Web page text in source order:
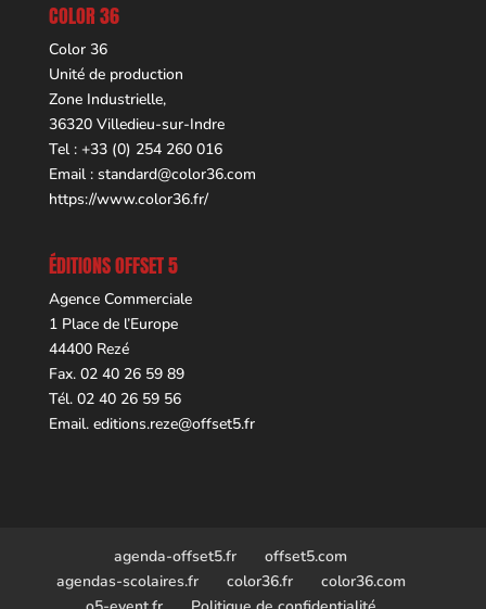
COLOR 36
Color 36
Unité de production
Zone Industrielle,
36320 Villedieu-sur-Indre
Tel : +33 (0) 254 260 016
Email : standard@color36.com
https://www.color36.fr/
ÉDITIONS OFFSET 5
Agence Commerciale
1 Place de l’Europe
44400 Rezé
Fax. 02 40 26 59 89
Tél. 02 40 26 59 56
Email. editions.reze@offset5.fr
agenda-offset5.fr
offset5.com
agendas-scolaires.fr
color36.fr
color36.com